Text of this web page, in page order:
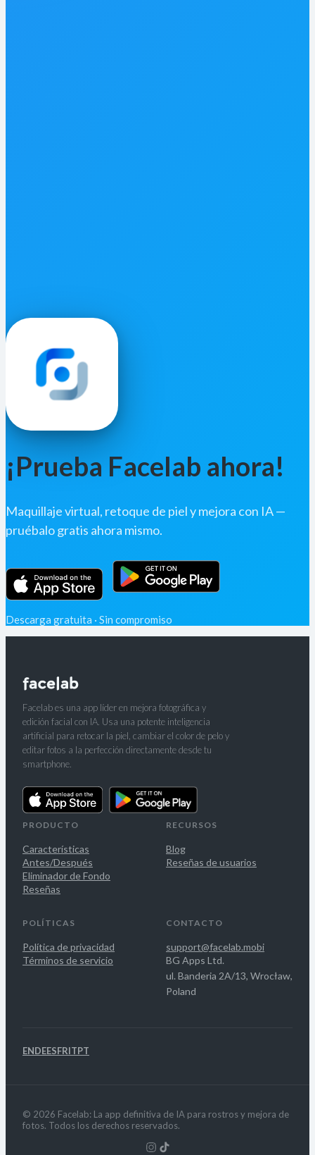
¡Prueba Facelab ahora!
Maquillaje virtual, retoque de piel y mejora con IA —
pruébalo gratis ahora mismo.
Descarga gratuita · Sin compromiso
Facelab es una app líder en mejora fotográfica y
edición facial con IA. Usa una potente inteligencia
artificial para retocar la piel, cambiar el color de pelo y
editar fotos a la perfección directamente desde tu
smartphone.
PRODUCTO
Características
Antes/Después
Eliminador de Fondo
Reseñas
RECURSOS
Blog
Reseñas de usuarios
POLÍTICAS
Política de privacidad
Términos de servicio
CONTACTO
support@facelab.mobi
BG Apps Ltd.
ul. Banderia 2A/13, Wrocław,
Poland
ENDEESFRITPT
© 2026 Facelab: La app definitiva de IA para rostros y mejora de
fotos. Todos los derechos reservados.